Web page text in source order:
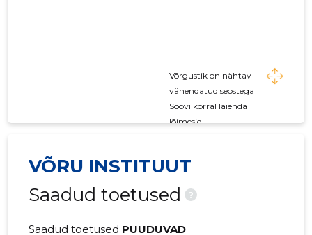
Võrgustik on nähtav
vähendatud seostega
Soovi korral laienda
lõimesid
VÕRU INSTITUUT
Saadud toetused
?
Saadud toetused PUUDUVAD